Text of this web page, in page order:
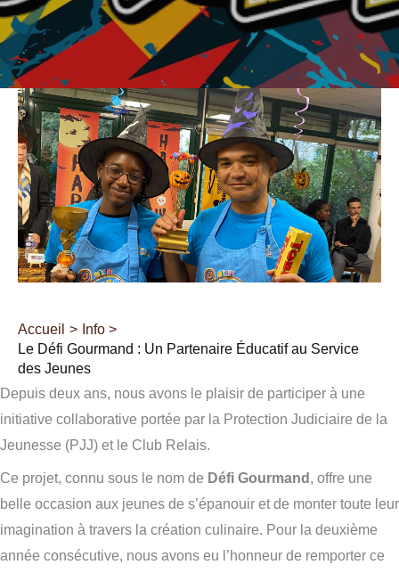
Accueil
Info
Le Défi Gourmand : Un Partenaire Éducatif au Service
des Jeunes
Depuis deux ans, nous avons le plaisir de participer à une
initiative collaborative portée par la Protection Judiciaire de la
Jeunesse (PJJ) et le Club Relais.
Ce projet, connu sous le nom de Défi Gourmand , offre une
belle occasion aux jeunes de s’épanouir et de monter toute leur
imagination à travers la création culinaire. Pour la deuxième
année consécutive, nous avons eu l’honneur de remporter ce